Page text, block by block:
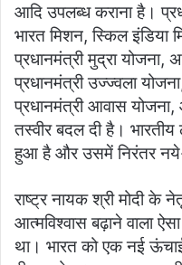
आदि उपलब्ध कराना है।
भारत मिशन, स्किल इंडिया
प्रधानमंत्री मुद्रा योजना,
प्रधानमंत्री उज्ज्वला
प्रधानमंत्री आवास योजना,
तस्वीर बदल दी है।
हुआ है और उसमें निरंतर
राष्ट्र नायक श्री मोदी
आत्मविश्वास बढ़ाने वाला
था। भारत को एक नई